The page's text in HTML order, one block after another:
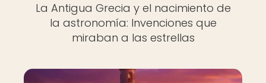
La Antigua Grecia y el nacimiento de
la astronomía: Invenciones que
miraban a las estrellas